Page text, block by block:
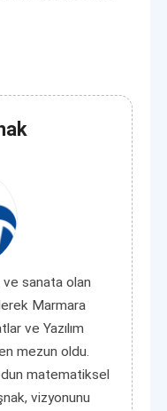
sanata olan
Marmara
ve Yazılım
mezun oldu.
matematiksel
vizyonunu